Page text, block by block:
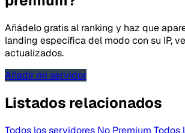
Añádelo gratis al ranking y haz que
landing específica del modo con su IP,
actualizados.
Añadir mi servidor
Listados relacionados
Todos los servidores No Premium Todos